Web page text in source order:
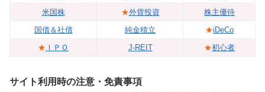
米国株
★外貨投資
株主優待
国債＆社債
純金積立 ★iDeCo
★ ＩＰＯ J-REIT ★初心者
サイト利用時の注意・免責事項